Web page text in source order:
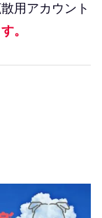
用アカウント
。